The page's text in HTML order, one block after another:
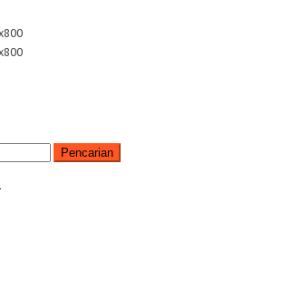
Pencarian